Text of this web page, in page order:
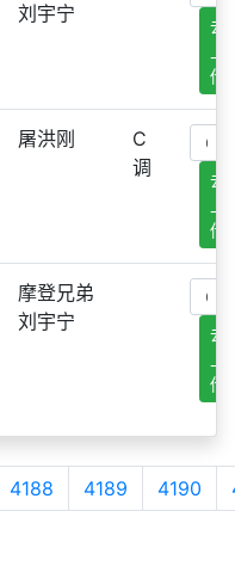
刘宇宁
去
传
屠洪刚
C
调
去
传
摩登兄弟
刘宇宁
去
传
4188 4189 4190